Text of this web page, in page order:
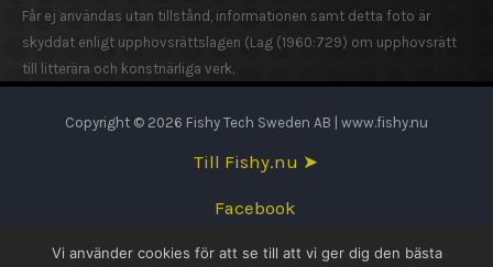
Får ej användas utan tillstånd, informationen samt detta foto är
skyddat enligt upphovsrättslagen (Lag (1960:729) om upphovsrätt
till litterära och konstnärliga verk.
Copyright © 2026 Fishy Tech Sweden AB | www.fishy.nu
Till Fishy.nu ➤
Facebook
English
Vi använder cookies för att se till att vi ger dig den bästa